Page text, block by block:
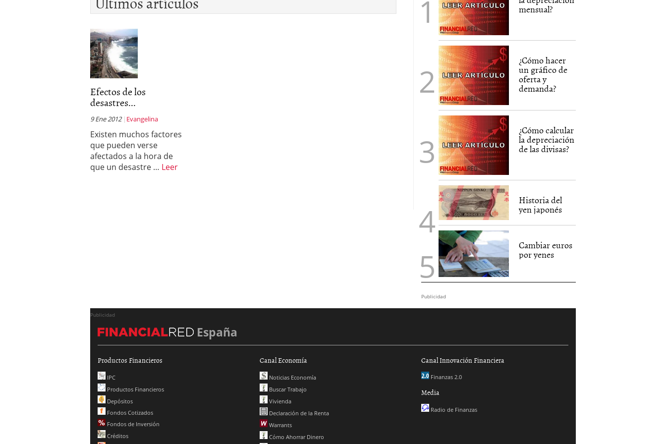
Efectos de los
desastres...
9 Ene 2012 Evangelina
Existen muchos factores
que pueden verse
afectados a la hora de
que un desastre … Leer
mensual?
¿Cómo hacer
un gráfico de
oferta y
demanda?
¿Cómo calcular
la depreciación
de las divisas?
Historia del
yen japonés
Cambiar euros
por yenes
Publicidad
Publicidad
España
Productos Financieros
IPC
Productos Financieros
Depósitos
Fondos Cotizados
Fondos de Inversión
Créditos
Canal Economía
Noticias Economía
Buscar Trabajo
Vivienda
Declaración de la Renta
Warrants
Cómo Ahorrar Dinero
Canal Innovación Financiera
Finanzas 2.0
Media
Radio de Finanzas